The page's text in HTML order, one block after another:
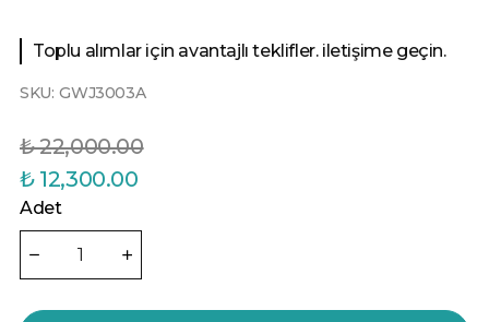
Toplu alımlar için avantajlı teklifler. iletişime geçin.
SKU: GWJ3003A
₺ 22,000.00
₺ 12,300.00
Adet